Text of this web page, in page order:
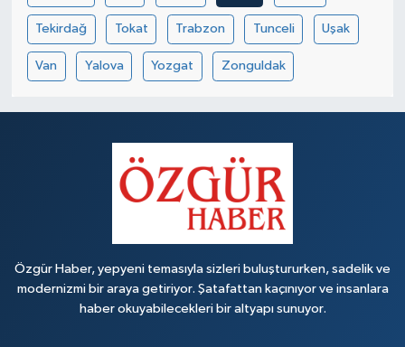
Tekirdağ Tokat Trabzon Tunceli Uşak
Van Yalova Yozgat Zonguldak
Özgür Haber, yepyeni temasıyla sizleri buluştururken, sadelik ve
modernizmi bir araya getiriyor. Şatafattan kaçınıyor ve insanlara
haber okuyabilecekleri bir altyapı sunuyor.